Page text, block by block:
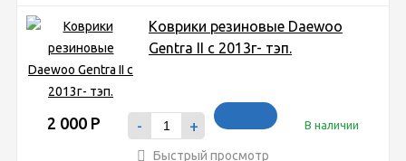
Коврики резиновые Daewoo
Gentra II с 2013г- тэп.
2 000 Р - + В наличии
Быстрый просмотр